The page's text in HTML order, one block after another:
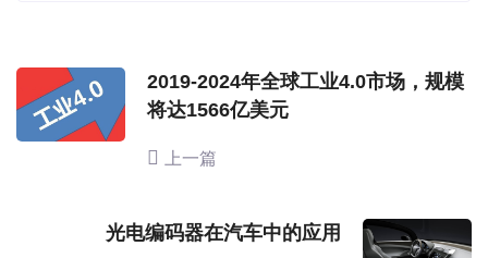
2019-2024年全球工业4.0市场，规模
将达1566亿美元
上一篇
光电编码器在汽车中的应用